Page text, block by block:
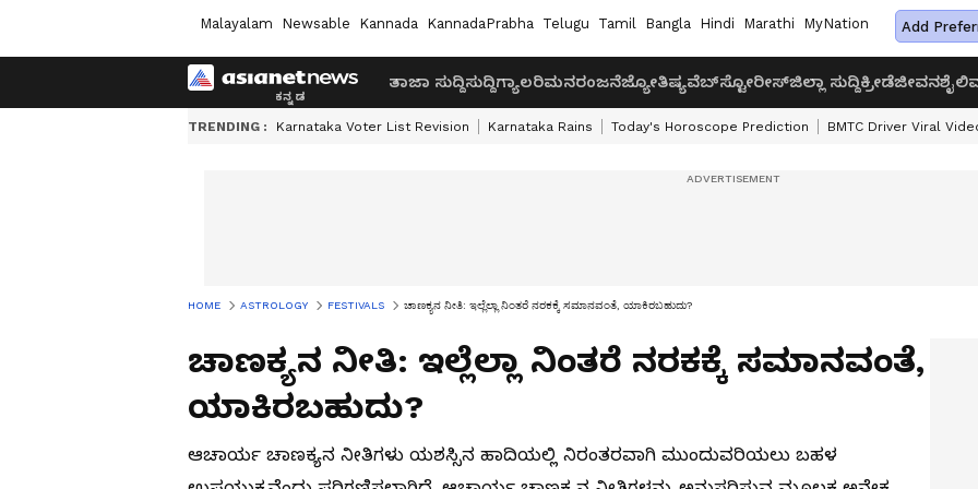
Malayalam Newsable Kannada KannadaPrabha Telugu Tamil Bangla Hindi Marathi MyNation Add
ತಾಜಾ ಸುದ್ದಿಸುದ್ದಿಗ್ಯಾಲರಿಮನರಂಜನೆಜ್ಯೋತಿಷ್ಯವೆಬ್‌ಸ್ಟೋರೀಸ್ಜಿಲ್ಲಾ ಸುದ್ದಿಕ್ರೀಡೆಜೀವನಶೈಲಿ
TRENDING : Karnataka Voter List Revision Karnataka Rains Today's Horoscope Prediction BMTC Driver Viral
HOME ASTROLOGY FESTIVALS ಚಾಣಕ್ಯನ ನೀತಿ: ಇಲ್ಲೆಲ್ಲಾ ನಿಂತರೆ ನರಕಕ್ಕೆ ಸಮಾನವಂತೆ, ಯಾಕಿರಬಹುದು?
ಚಾಣಕ್ಯನ ನೀತಿ: ಇಲ್ಲೆಲ್ಲಾ ನಿಂತರೆ ನರಕಕ್ಕೆ ಸಮಾನವಂತೆ,
ಯಾಕಿರಬಹುದು?
ಆಚಾರ್ಯ ಚಾಣಕ್ಯನ ನೀತಿಗಳು ಯಶಸ್ಸಿನ ಹಾದಿಯಲ್ಲಿ ನಿರಂತರವಾಗಿ ಮುಂದುವರಿಯಲು ಬಹಳ